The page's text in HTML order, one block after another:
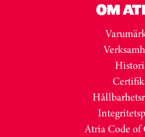
OM
Atria Code of